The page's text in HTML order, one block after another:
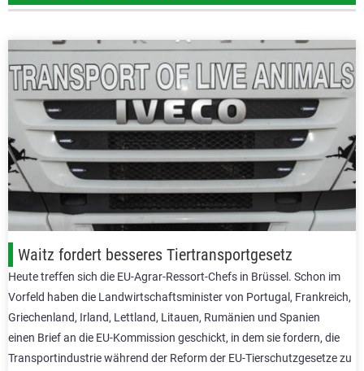
Waitz fordert besseres Tiertransportgesetz
Heute treffen sich die EU-Agrar-Ressort-Chefs in Brüssel. Schon im
Vorfeld haben die Landwirtschaftsminister von Portugal, Frankreich,
Griechenland, Irland, Lettland, Litauen, Rumänien und Spanien
einen Brief an die EU-Kommission geschickt, in dem sie fordern, die
Transportindustrie während der Reform der EU-Tierschutzgesetze zu